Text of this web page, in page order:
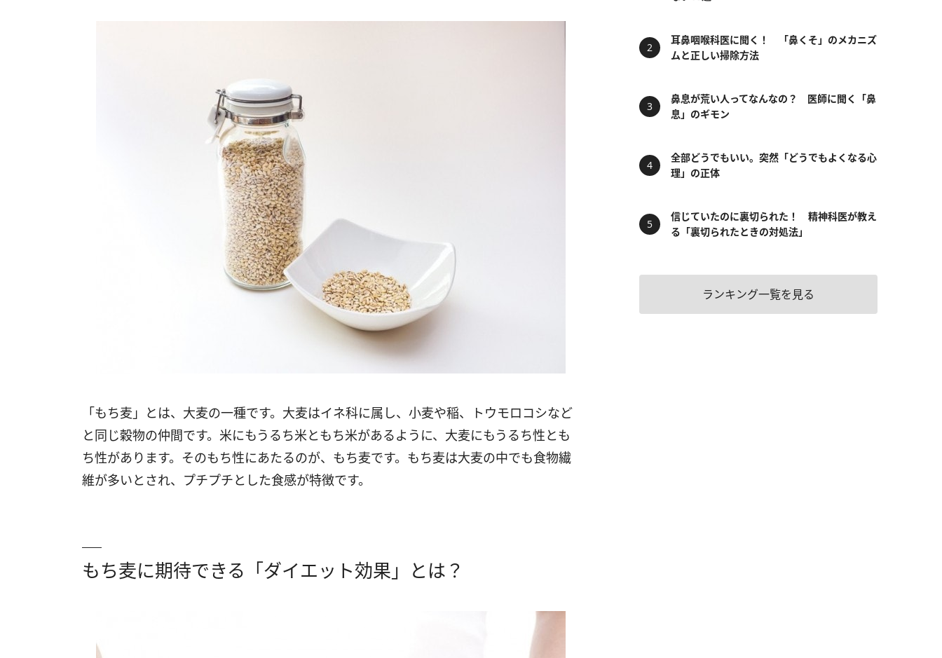
「もち麦」とは、大麦の一種です。大麦はイネ科に属し、小麦や稲、トウモロコシなど
と同じ穀物の仲間です。米にもうるち米ともち米があるように、大麦にもうるち性とも
ち性があります。そのもち性にあたるのが、もち麦です。もち麦は大麦の中でも食物繊
維が多いとされ、プチプチとした食感が特徴です。
もち麦に期待できる「ダイエット効果」とは？
耳鼻咽喉科医に聞く！ 「鼻くそ」のメカニズ
ムと正しい掃除方法
鼻息が荒い人ってなんなの？ 医師に聞く「鼻
息」のギモン
全部どうでもいい。突然「どうでもよくなる心
理」の正体
信じていたのに裏切られた！ 精神科医が教え
る「裏切られたときの対処法」
ランキング一覧を見る